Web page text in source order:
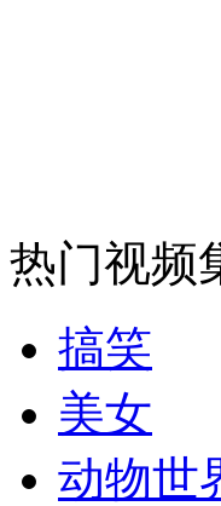
司机酒驾遇交警 急
热门视频
搞笑
美女
动物世